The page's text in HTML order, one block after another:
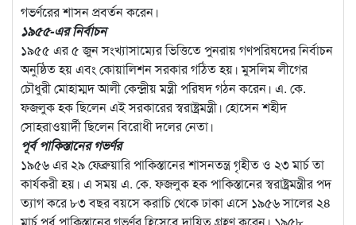
গভর্ণরের শাসন প্রবর্তন করেন।
১৯৫৫-এর নির্বাচন
১৯৫৫ এর ৫ জুন সংখ্যাসাম্যের ভিত্তিতে পুনরায় গণপরিষদের নির্বাচন
অনুষ্ঠিত হয় এবং কোয়ালিশন সরকার গঠিত হয়। মুসলিম লীগের
চৌধুরী মোহাম্মদ আলী কেন্দ্রীয় মন্ত্রী পরিষদ গঠন করেন। এ. কে.
ফজলুক হক ছিলেন এই সরকারের স্বরাষ্ট্রমন্ত্রী। হোসেন শহীদ
সোহরাওয়ার্দী ছিলেন বিরোধী দলের নেতা।
পূর্ব পাকিস্তানের গভর্ণর
১৯৫৬ এর ২৯ ফেব্রুয়ারি পাকিস্তানের শাসনতন্ত্র গৃহীত ও ২৩ মার্চ তা
কার্যকরী হয়। এ সময় এ. কে. ফজলুক হক পাকিস্তানের স্বরাষ্ট্রমন্ত্রীর পদ
ত্যাগ করে ৮৩ বছর বয়সে করাচি থেকে ঢাকা এসে ১৯৫৬ সালের ২৪
মার্চ পূর্ব পাকিস্তানের গভর্ণর হিসেবে দায়িত্ব গ্রহণ করেন। ১৯৫৮